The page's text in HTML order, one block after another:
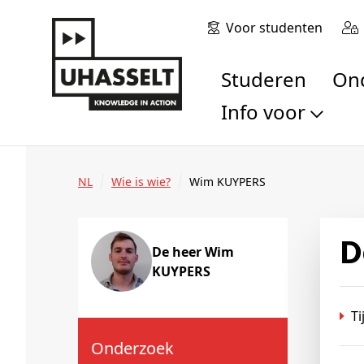
Voor studenten
Studeren
Info voor
Toekomstige
Studenten
Bedrijven en
Medewerkers
NL Wie is wie? Wim KUYPERS
De heer Wim
KUYPERS
Onderzoek